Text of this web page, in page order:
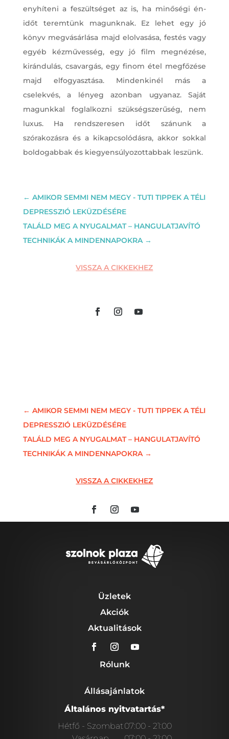
enyhíteni a feszültséget az is, ha minőségi én-
időt teremtünk magunknak. Ez lehet egy jó
könyv megvásárlása majd elolvasása, festés vagy
egyéb kézművesség, egy jó film megnézése,
kirándulás, csavargás, egy finom étel megfőzése
majd elfogyasztása. Mindenkinél más a
cselekvés, a lényeg azonban ugyanaz. Saját
magunkkal foglalkozni szükségszerűség, nem
luxus. Ha rendszeresen időt szánunk a
szórakozásra és a kikapcsolódásra, akkor sokkal
boldogabbak és kiegyensúlyozottabbak leszünk.
← AMIKOR SEMMI NEM MEGY - TUTI TIPPEK A TÉLI
DEPRESSZIÓ LEKÜZDÉSÉRE
TALÁLD MEG A NYUGALMAT – HANGULATJAVÍTÓ
TECHNIKÁK A MINDENNAPOKRA→
VISSZA A CIKKEKHEZ
← AMIKOR SEMMI NEM MEGY - TUTI TIPPEK A TÉLI
DEPRESSZIÓ LEKÜZDÉSÉRE
TALÁLD MEG A NYUGALMAT – HANGULATJAVÍTÓ
TECHNIKÁK A MINDENNAPOKRA→
VISSZA A CIKKEKHEZ
Üzletek
Akciók
Aktualitások
Rólunk
Állásajánlatok
Általános nyitvatartás*
Hétfő - Szombat07:00 - 21:00